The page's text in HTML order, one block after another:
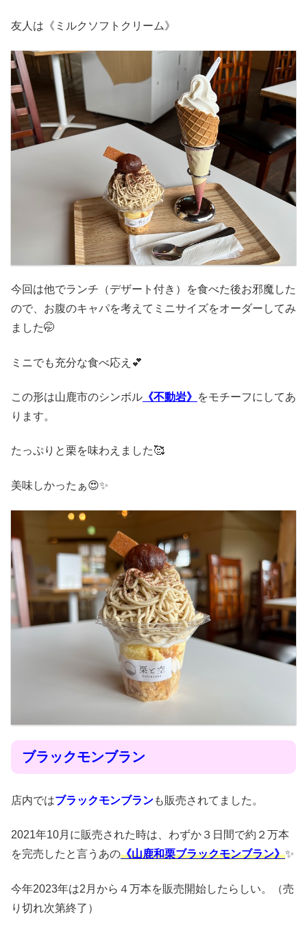
友人は《ミルクソフトクリーム》
今回は他でランチ（デザート付き）を食べた後お邪魔した
ので、お腹のキャパを考えてミニサイズをオーダーしてみ
ました🤭
ミニでも充分な食べ応え💕
この形は山鹿市のシンボル 《不動岩》 をモチーフにしてあ
ります。
たっぷりと栗を味わえました🥰
美味しかったぁ😍✨
ブラックモンブラン
店内ではブラックモンブランも販売されてました。
2021年10月に販売された時は、わずか３日間で約２万本
を完売したと言うあの《山鹿和栗ブラックモンブラン》✨
今年2023年は2月から４万本を販売開始したらしい。（売
り切れ次第終了）